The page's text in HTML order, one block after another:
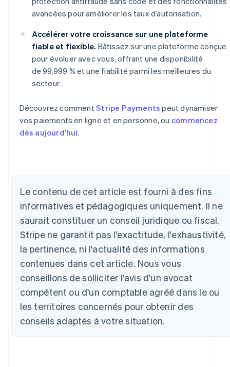
avancées pour améliorer les taux d’autorisation.
Accélérer votre croissance sur une plateforme
fiable et flexible. Bâtissez sur une plateforme conçue
pour évoluer avec vous, offrant une disponibilité
de 99,999 % et une fiabilité parmi les meilleures du
secteur.
Découvrez commentStripe Payments peut dynamiser
vos paiements en ligne et en personne, ou commencez
dès aujourd’hui.
Le contenu de cet article est fourni à des fins
informatives et pédagogiques uniquement. Il ne
saurait constituer un conseil juridique ou fiscal.
Stripe ne garantit pas l'exactitude, l'exhaustivité,
la pertinence, ni l'actualité des informations
contenues dans cet article. Nous vous
conseillons de solliciter l'avis d'un avocat
compétent ou d'un comptable agréé dans le ou
les territoires concernés pour obtenir des
conseils adaptés à votre situation.
Allemagne
Deutsch English
Australie
English
Autriche
Belgique
NederlandsFrançaisDeutschEnglish
Brésil
Português English
Bulgarie
English
Canada
English Français
Chine continentale